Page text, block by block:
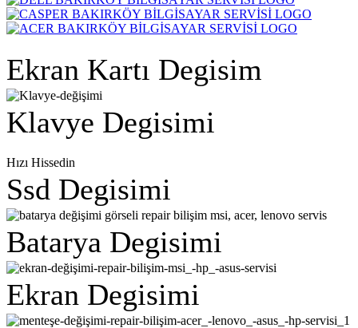
Ekran Kartı Degisim
Klavye Degisimi
Hızı Hissedin
Ssd Degisimi
Batarya Degisimi
Ekran Degisimi